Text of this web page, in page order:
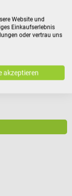
Website und
Einkaufserlebnis
oder vertrau uns
akzeptieren